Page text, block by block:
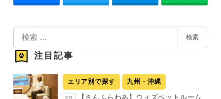
検
索
検索
注目記事
エリア別で探す 九州・沖縄
PR
【さんふらわあ】ウィズペットルーム